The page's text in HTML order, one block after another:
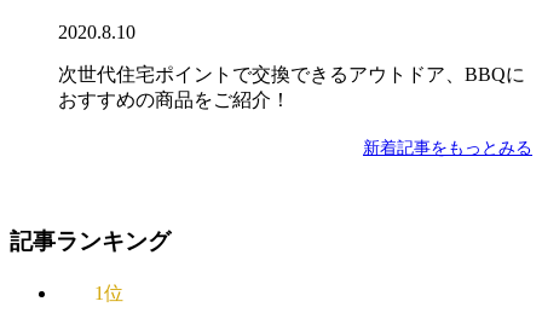
2020.8.10
次世代住宅ポイントで交換できるアウトドア、BBQに
おすすめの商品をご紹介！
新着記事をもっとみる
記事ランキング
1位